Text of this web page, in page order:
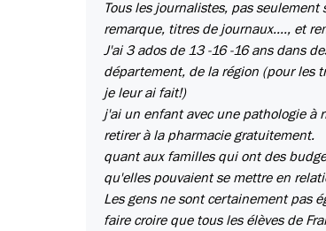
Tous les journalistes, pas
remarque, titres de journaux...., et
J'ai 3 ados de 13 -16 -16 ans dans
département, de la région (pour les
je leur ai fait!)
j'ai un enfant avec une pathologie à
retirer à la pharmacie gratuitement.
quant aux familles qui ont des
qu'elles pouvaient se mettre en
Les gens ne sont certainement pas
faire croire que tous les élèves de